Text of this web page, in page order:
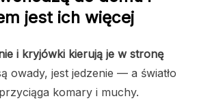
jest ich więcej
i kryjówki kierują je w stronę
owady, jest jedzenie — a światło
komary i muchy.